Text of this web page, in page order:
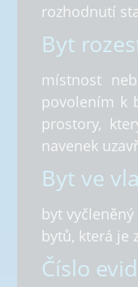
rozhodnutí
Byt
místnost
povolením k
prostory,
navenek
Byt ve
byt
bytů, která je
Číslo